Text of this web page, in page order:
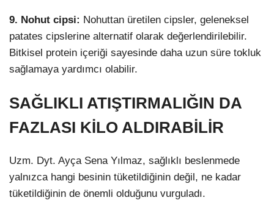
9. Nohut cipsi: Nohuttan üretilen cipsler, geleneksel
patates cipslerine alternatif olarak değerlendirilebilir.
Bitkisel protein içeriği sayesinde daha uzun süre tokluk
sağlamaya yardımcı olabilir.
SAĞLIKLI ATIŞTIRMALIĞIN DA
FAZLASI KİLO ALDIRABİLİR
Uzm. Dyt. Ayça Sena Yılmaz, sağlıklı beslenmede
yalnızca hangi besinin tüketildiğinin değil, ne kadar
tüketildiğinin de önemli olduğunu vurguladı.